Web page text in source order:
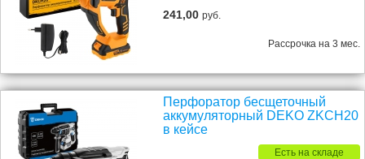
241,00руб.
Рассрочка на 3 мес.
Перфоратор бесщеточный
аккумуляторный DEKO ZKCH20
в кейсе
Есть на складе